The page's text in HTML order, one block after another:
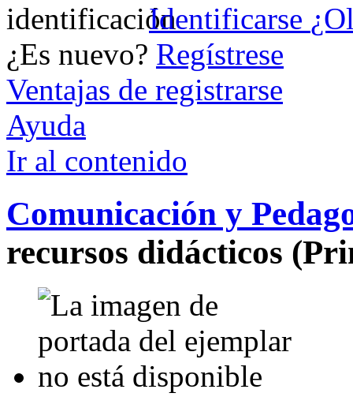
Identificarse
¿Es nuevo? Regístrese
Ventajas de registrarse
Ayuda
Ir al contenido
Comunicación y
recursos didácticos